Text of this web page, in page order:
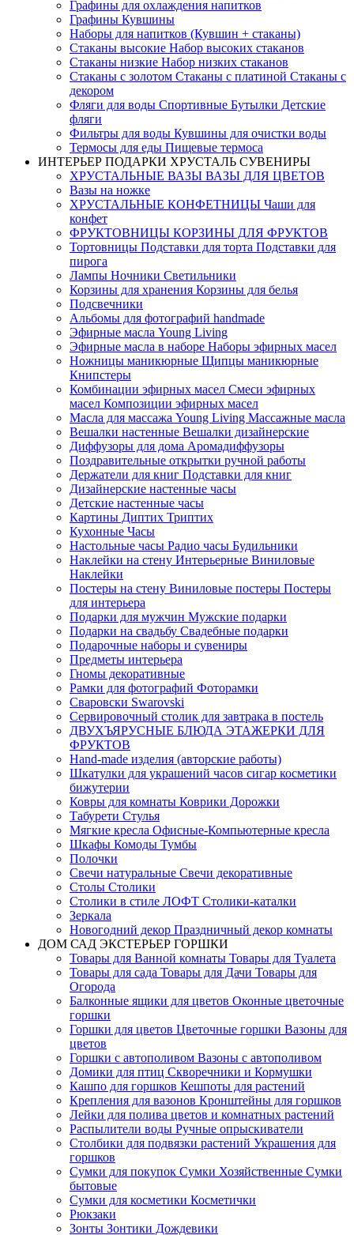
Графины для охлаждения напитков
Графины Кувшины
Наборы для напитков (Кувшин + стаканы)
Стаканы высокие Набор высоких стаканов
Стаканы низкие Набор низких стаканов
Стаканы с золотом Стаканы с платиной Стаканы с
декором
Фляги для воды Спортивные Бутылки Детские
фляги
Фильтры для воды Кувшины для очистки воды
Термосы для еды Пищевые термоса
ИНТЕРЬЕР ПОДАРКИ ХРУСТАЛЬ СУВЕНИРЫ
ХРУСТАЛЬНЫЕ ВАЗЫ ВАЗЫ ДЛЯ ЦВЕТОВ
Вазы на ножке
ХРУСТАЛЬНЫЕ КОНФЕТНИЦЫ Чаши для
конфет
ФРУКТОВНИЦЫ КОРЗИНЫ ДЛЯ ФРУКТОВ
Тортовницы Подставки для торта Подставки для
пирога
Лампы Ночники Светильники
Корзины для хранения Корзины для белья
Подсвечники
Альбомы для фотографий handmade
Эфирные масла Young Living
Эфирные масла в наборе Наборы эфирных масел
Ножницы маникюрные Щипцы маникюрные
Книпстеры
Комбинации эфирных масел Смеси эфирных
масел Композиции эфирных масел
Масла для массажа Young Living Массажные масла
Вешалки настенные Вешалки дизайнерские
Диффузоры для дома Аромадиффузоры
Поздравительные открытки ручной работы
Держатели для книг Подставки для книг
Дизайнерск­ие настенные часы
Детские настенные часы
Картины Диптих Триптих
Кухонные Часы
Настольные часы Радио часы Будильники
Наклейки на стену Интерьерные Виниловые
Наклейки
Постеры на стену Виниловые постеры Постеры
для интерьера
Подарки для мужчин Мужские подарки
Подарки на свадьбу Свадебные подарки
Подарочные наборы и сувениры
Предметы интерьера
Гномы декоративные
Рамки для фотографий Фоторамки
Сваровски Swarovski
Сервировочный столик для завтрака в постель
ДВУХЪЯРУСНЫЕ БЛЮДА ЭТАЖЕРКИ ДЛЯ
ФРУКТОВ
Hand-made изделия (авторские работы)
Шкатулки для украшений часов сигар косметики
бижутерии
Ковры для комнаты Коврики Дорожки
Табурети Стулья
Мягкие кресла Офисные-Компьютерные кресла
Шкафы Комоды Тумбы
Полочки
Свечи натуральные Свечи декоративные
Столы Столики
Столики в стиле ЛОФТ Столики-каталки
Зеркала
Новогодний декор Праздничный декор комнаты
ДОМ САД ЭКСТЕРЬЕР ГОРШКИ
Товары для Ванной комнаты Товары для Туалета
Товары для сада Товары для Дачи Товары для
Огорода
Балконные ящики для цветов Оконные цветочные
горшки
Горшки для цветов Цветочные горшки Вазоны для
цветов
Горшки с автополивом Вазоны с автополивом
Домики для птиц Скворечники и Кормушки
Кашпо для горшков Кешпоты для растений
Крепления для вазонов Кронштейны для горшков
Лейки для полива цветов и комнатных растений
Распылители воды Ручные опрыскиватели
Столбики для подвязки растений Украшения для
горшков
Сумки для покупок Сумки Хозяйственные Сумки
бытовые
Сумки для косметики Косметички
Рюкзаки
Зонты Зонтики Дождевики